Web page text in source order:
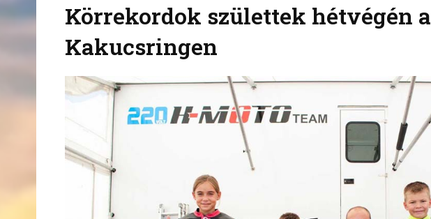
Körrekordok születtek hétvégén a
Kakucsringen